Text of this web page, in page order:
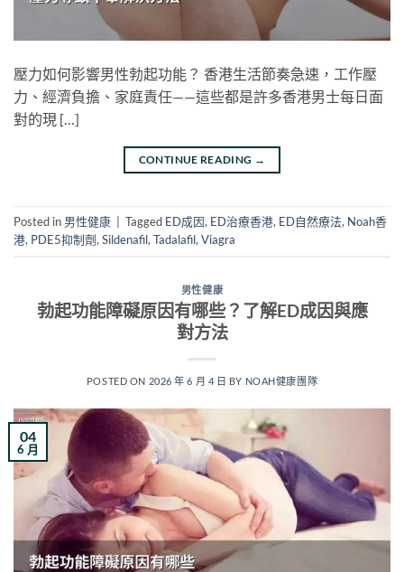
壓力如何影響男性勃起功能？ 香港生活節奏急速，工作壓
力、經濟負擔、家庭責任——這些都是許多香港男士每日面
對的現 […]
CONTINUE READING →
Posted in 男性健康 Tagged ED成因, ED治療香港, ED自然療法, Noah香
港, PDE5抑制劑,Sildenafil,Tadalafil,Viagra
男性健康
勃起功能障礙原因有哪些？了解ED成因與應
對方法
POSTED ON 2026 年 6 月 4 日 BY NOAH健康團隊
04
6 月